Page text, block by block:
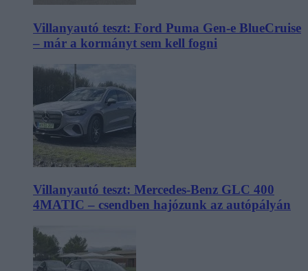
Villanyautó teszt: Ford Puma Gen-e BlueCruise
– már a kormányt sem kell fogni
Villanyautó teszt: Mercedes-Benz GLC 400
4MATIC – csendben hajózunk az autópályán